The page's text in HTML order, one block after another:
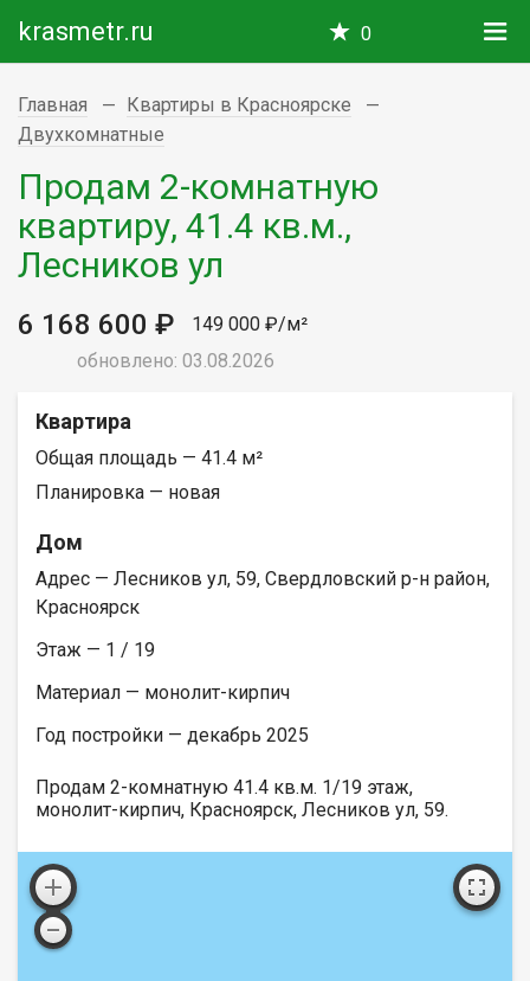
krasmetr.ru 0
Главная
Квартиры в Красноярске
Двухкомнатные
Продам 2-комнатную
квартиру, 41.4 кв.м.,
Лесников ул
6 168 600 ₽
149 000 ₽/м²
обновлено: 03.08.2026
Квартира
Общая площадь — 41.4 м²
Планировка — новая
Дом
Адрес — Лесников ул, 59, Свердловский р-н район,
Красноярск
Этаж — 1 / 19
Материал — монолит-кирпич
Год постройки — декабрь 2025
Продам 2-комнатную 41.4 кв.м. 1/19 этаж,
монолит-кирпич, Красноярск, Лесников ул, 59.